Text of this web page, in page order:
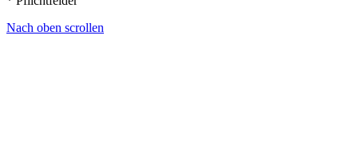
Nach oben scrollen